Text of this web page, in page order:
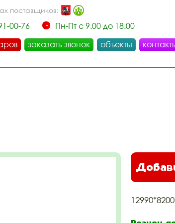
поставщиков:
00-76
Пн-Пт с 9.00 до 18.00
заказать звонок объекты